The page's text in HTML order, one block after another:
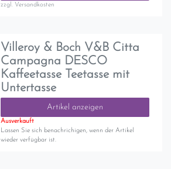
zzgl. Versandkosten
Villeroy & Boch V&B Citta
Campagna DESCO
Kaffeetasse Teetasse mit
Untertasse
Artikel anzeigen
Ausverkauft
Lassen Sie sich benachrichigen, wenn der Artikel
wieder verfügbar ist.